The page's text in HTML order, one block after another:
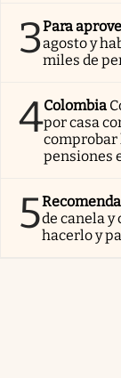
3Para
agosto y
miles de
4Colombia
por casa
comprobar
pensiones
5de canela y
hacerlo y